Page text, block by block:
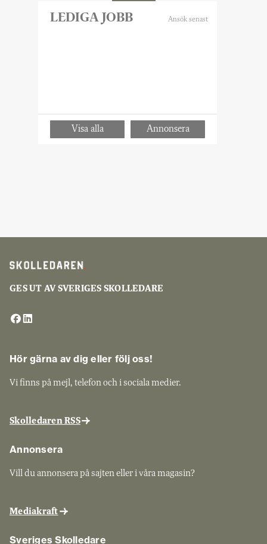
GES UT AV SVERIGES SKOLLEDARE
Hör gärna av dig eller följ oss!
Vi finns på mejl, telefon och i sociala medier.
Skolledaren RSS
Annonsera
Vill du annonsera på sajten eller i våra magasin?
Mediakraft
Sveriges Skolledare